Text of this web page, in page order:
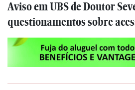
Aviso em UBS de Doutor
questionamentos sobre